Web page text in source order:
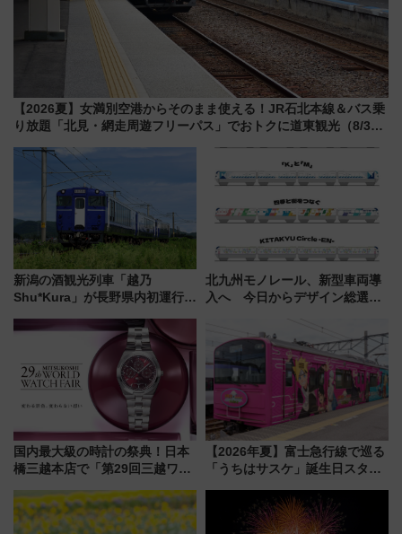
【2026夏】女満別空港からそのまま使える！JR石北本線＆バス乗
り放題「北見・網走周遊フリーパス」でおトクに道東観光（8/3発
新潟の酒観光列車「越乃
Shu*Kura」が長野県内初運行！
別企画
北九州モノレール、新型車両導
入へ 今日からデザイン総選挙
国内最大級の時計の祭典！日本
橋三越本店で「第29回三越ワー
【2026年8月5日～25日】
【2026年夏】富士急行線で巡る
「うちはサスケ」誕生日スタン
定グルメ＆グッズ徹底ガイド